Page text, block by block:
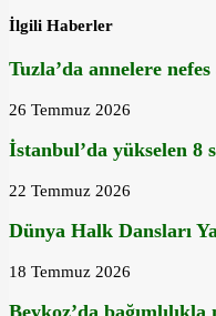
İlgili Haberler
Tuzla’da annelere
26 Temmuz 2026
İstanbul’da yükselen 8
22 Temmuz 2026
Dünya Halk Dansları
18 Temmuz 2026